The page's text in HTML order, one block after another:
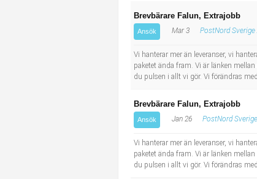
Försäljning, inköp, marknadsföring
Hotell, restaurang, storhushåll
Installation, drift, underhåll
Bussförare/Busschaufför
Behandlingsassistent/Socialpedagog
Brevbärare Falun, Extrajobb
Ansök Mar 3 PostNord Sverige
Vi hanterar mer än leveranser, vi
paketet ända fram. Vi är länken
du pulsen i allt vi gör. Vi förändras
Brevbärare Falun, Extrajobb
Ansök Jan 26 PostNord
Vi hanterar mer än leveranser, vi
paketet ända fram. Vi är länken
du pulsen i allt vi gör. Vi förändras